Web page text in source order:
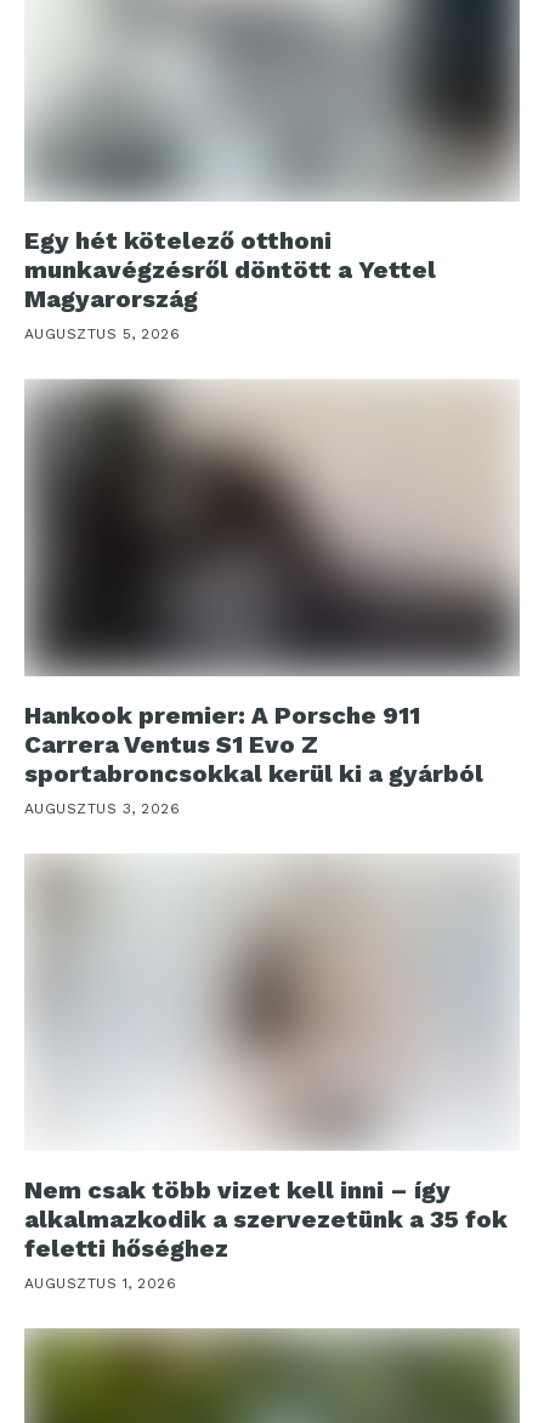
Egy hét kötelező otthoni
munkavégzésről döntött a Yettel
Magyarország
AUGUSZTUS 5, 2026
Hankook premier: A Porsche 911
Carrera Ventus S1 Evo Z
sportabroncsokkal kerül ki a gyárból
AUGUSZTUS 3, 2026
Nem csak több vizet kell inni – így
alkalmazkodik a szervezetünk a 35 fok
feletti hőséghez
AUGUSZTUS 1, 2026